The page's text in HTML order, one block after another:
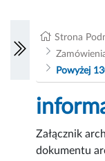
Strona
Powyżej
Załącznik
dokumentu